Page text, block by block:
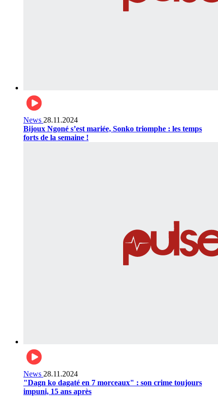
News 28.11.2024
Bijoux Ngoné s’est mariée, Sonko triomphe : les temps
forts de la semaine !
News 28.11.2024
"Dagn ko dagaté en 7 morceaux" : son crime toujours
impuni, 15 ans après